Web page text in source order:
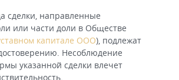
сделки, направленные
или части доли в Обществе
капитале ООО), подлежат
Несоблюдение
указанной сделки влечет